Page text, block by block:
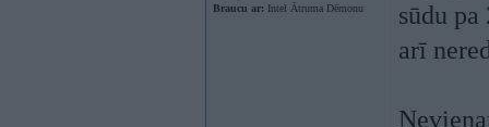
Braucu ar: Intel Ātruma Dēmonu
sūdu
arī